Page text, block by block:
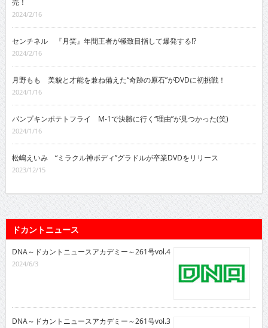
売！
2024/2/16
センチネル 『月笑』年間王者が極致目指して爆発する!?
2024/2/16
月野もも 美貌と才能を兼ね備えた“奇跡の原石”がDVDに初挑戦！
2024/1/16
パンプキンポテトフライ M-1で決勝に行く“理由”が見つかった(笑)
2024/1/16
松嶋えいみ “ミラクル神ボディ”グラドルが卒業DVDをリリース
2023/12/15
ドカントニュース
DNA～ドカントニュースアカデミー～261号vol.4
2024/6/3
DNA～ドカントニュースアカデミー～261号vol.3